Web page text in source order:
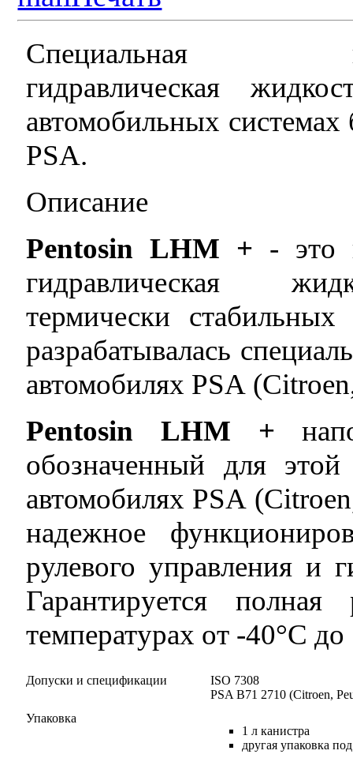
Специальная
гидравлическая
автомобильных
PSA.
Описание
Pentosin LHM + - это
гидравлическая
термически
разрабатывалась
автомобилях PSA
Pentosin LHM +
обозначенный для
автомобилях PSA
надежное
рулевого управления и
Гарантируется полная
температурах от -40°C до
Допуски и спецификации
ISO 7308
PSA B71 2710 (Citroen,
Упаковка
1 л канистра
другая упаковка под